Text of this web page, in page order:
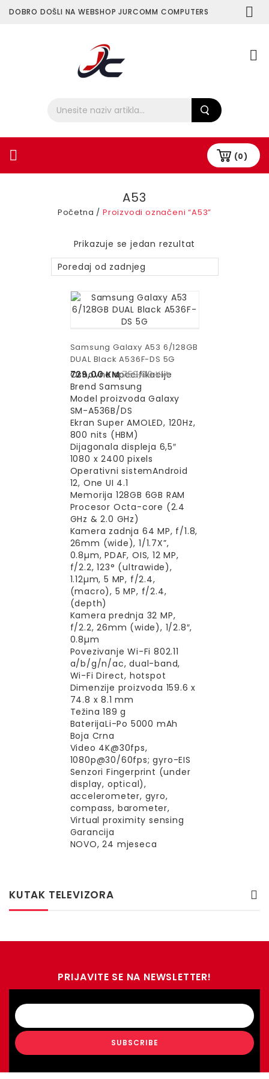
DOBRO DOŠLI NA WEBSHOP JURCOMM COMPUTERS
(0)
A53
Početna / Proizvodi označeni “A53”
Prikazuje se jedan rezultat
Poredaj od zadnjeg
Samsung Galaxy A53 6/128GB
DUAL Black A536F-DS 5G
759,00KM
729,00KM
Osnovne specifikacije
Brend Samsung
Model proizvoda Galaxy
SM-A536B/DS
Ekran Super AMOLED, 120Hz,
800 nits (HBM)
Dijagonala displeja 6,5″
1080 x 2400 pixels
Operativni sistemAndroid
12, One UI 4.1
Memorija 128GB 6GB RAM
Procesor Octa-core (2.4
GHz & 2.0 GHz)
Kamera zadnja 64 MP, f/1.8,
26mm (wide), 1/1.7X”,
0.8µm, PDAF, OIS, 12 MP,
f/2.2, 123° (ultrawide),
1.12µm, 5 MP, f/2.4,
(macro), 5 MP, f/2.4,
(depth)
Kamera prednja 32 MP,
f/2.2, 26mm (wide), 1/2.8″,
0.8µm
Povezivanje Wi-Fi 802.11
a/b/g/n/ac, dual-band,
Wi-Fi Direct, hotspot
Dimenzije proizvoda 159.6 x
74.8 x 8.1 mm
Težina 189 g
BaterijaLi-Po 5000 mAh
Boja Crna
Video 4K@30fps,
1080p@30/60fps; gyro-EIS
Senzori Fingerprint (under
display, optical),
accelerometer, gyro,
compass, barometer,
Virtual proximity sensing
Garancija
NOVO, 24 mjeseca
KUTAK TELEVIZORA
PRIJAVITE SE NA NEWSLETTER!